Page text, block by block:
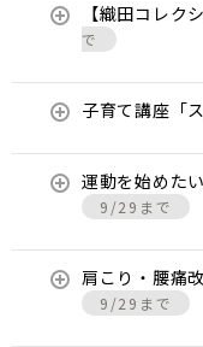
【織田コレク
で
子育て講座「
運動を始めた
9/29まで
肩こり・腰痛
9/29まで